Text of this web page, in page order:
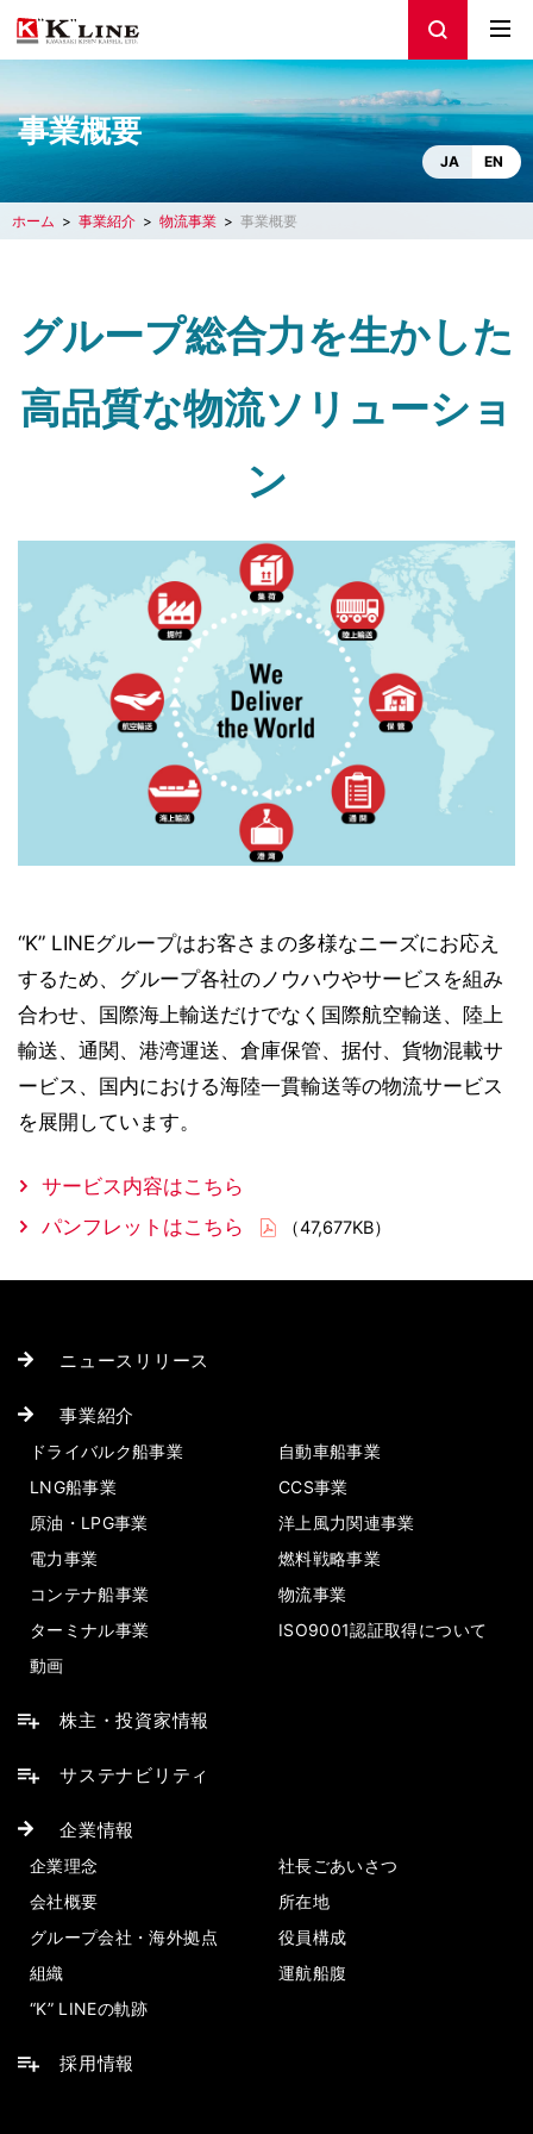
事業概要
JA EN
ホーム 事業紹介 物流事業 事業概要
グループ総合力を生かした
高品質な物流ソリューショ
ン
“K” LINEグループはお客さまの多様なニーズにお応え
するため、グループ各社のノウハウやサービスを組み
合わせ、国際海上輸送だけでなく国際航空輸送、陸上
輸送、通関、港湾運送、倉庫保管、据付、貨物混載サ
ービス、国内における海陸一貫輸送等の物流サービス
を展開しています。
サービス内容はこちら
パンフレットはこちら
（47,677KB）
ニュースリリース
事業紹介
ドライバルク船事業
自動車船事業
LNG船事業
CCS事業
原油・LPG事業
洋上風力関連事業
電力事業
燃料戦略事業
コンテナ船事業
物流事業
ターミナル事業
ISO9001認証取得について
動画
株主・投資家情報
サステナビリティ
企業情報
企業理念
社長ごあいさつ
会社概要
所在地
グループ会社・海外拠点
役員構成
組織
運航船腹
“K” LINEの軌跡
採用情報